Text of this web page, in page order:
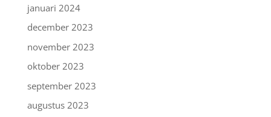
januari 2024
december 2023
november 2023
oktober 2023
september 2023
augustus 2023